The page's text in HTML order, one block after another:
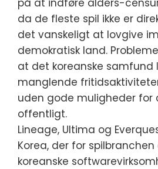
på at indføre alders-
da de fleste spil ikke er
det vanskeligt at lovgive
demokratisk land.
at det koreanske samfund
manglende
uden gode muligheder for
offentligt.
Lineage, Ultima og
Korea, der for spilbranchen
koreanske